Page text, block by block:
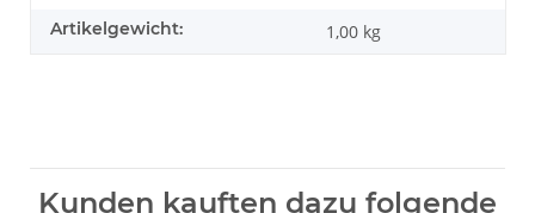
Artikelgewicht: 1,00 kg
Kunden kauften dazu folgende